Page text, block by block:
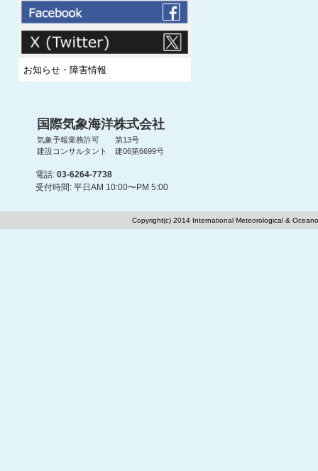
お知らせ・障害情報
国際気象海洋株式会社
気象予報業務許可 第13号
建設コンサルタント 建06第6699号
電話: 03-6264-7738
受付時間: 平日AM 10:00〜PM 5:00
Copyright(c) 2014 International Meteorological &